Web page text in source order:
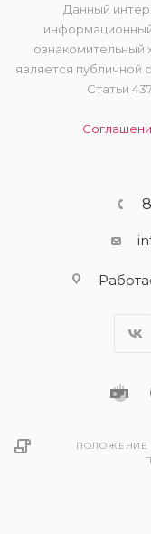
Данный
ознакомительный
является
Статьи
ПОЛОЖЕНИЕ